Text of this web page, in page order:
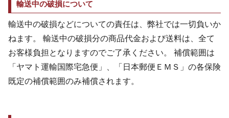
輸送中の破損について
輸送中の破損などについての責任は、弊社では一切負いか
ねます。 輸送中の破損分の商品代金および送料は、全て
お客様負担となりますのでご了承ください。 補償範囲は
「ヤマト運輸国際宅急便」、「日本郵便ＥＭＳ」の各保険
既定の補償範囲のみ補償されます。